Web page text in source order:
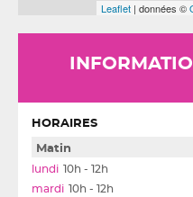
Leaflet | données ©
HORAIRES
Matin
10h - 12h
10h - 12h